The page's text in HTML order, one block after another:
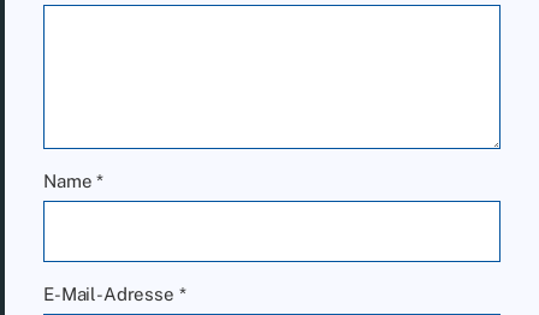
Name*
E-Mail-Adresse *